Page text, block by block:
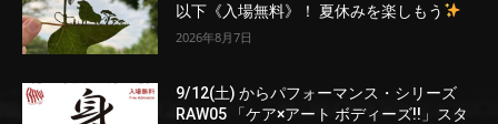
以下《入場無料》！ 夏休みを楽しもう
2026年8月7日
9/12(土) からパフォーマンス・シリーズ
RAW05 「ケア×アート ボディーズ!!」スタ